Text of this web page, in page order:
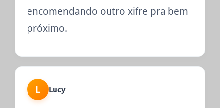
encomendando outro xifre pra bem
próximo.
L Lucy